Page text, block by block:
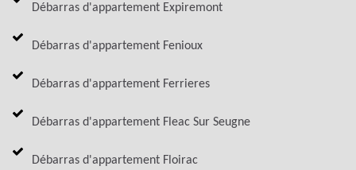
Débarras d'appartement Expiremont
Débarras d'appartement Fenioux
Débarras d'appartement Ferrieres
Débarras d'appartement Fleac Sur Seugne
Débarras d'appartement Floirac